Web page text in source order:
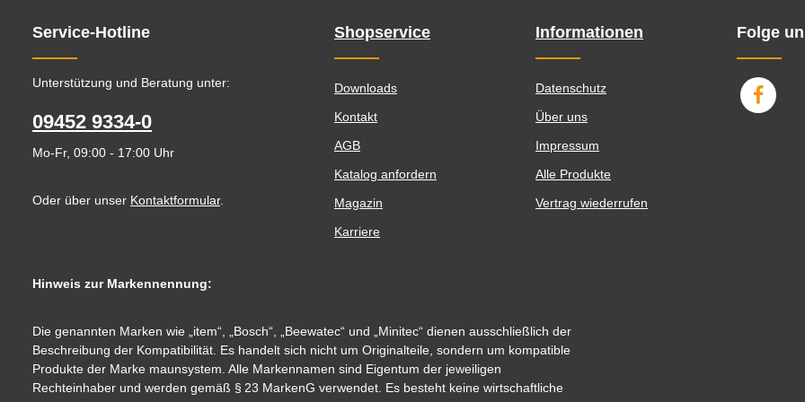
Service-Hotline
Unterstützung und Beratung unter:
09452 9334-0
Mo-Fr, 09:00 - 17:00 Uhr
Oder über unser Kontaktformular.
Shopservice
Downloads
Kontakt
AGB
Katalog anfordern
Magazin
Karriere
Informationen
Datenschutz
Über uns
Impressum
Alle Produkte
Vertrag wiederrufen
Folge
Hinweis zur Markennennung:
Die genannten Marken wie „item“, „Bosch“, „Beewatec“ und „Minitec“ dienen ausschließlich der
Beschreibung der Kompatibilität. Es handelt sich nicht um Originalteile, sondern um kompatible
Produkte der Marke maunsystem. Alle Markennamen sind Eigentum der jeweiligen
Rechteinhaber und werden gemäß § 23 MarkenG verwendet. Es besteht keine wirtschaftliche